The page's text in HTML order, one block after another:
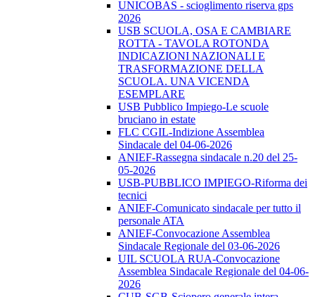
UNICOBAS - scioglimento riserva gps
2026
USB SCUOLA, OSA E CAMBIARE
ROTTA - TAVOLA ROTONDA
INDICAZIONI NAZIONALI E
TRASFORMAZIONE DELLA
SCUOLA. UNA VICENDA
ESEMPLARE
USB Pubblico Impiego-Le scuole
bruciano in estate
FLC CGIL-Indizione Assemblea
Sindacale del 04-06-2026
ANIEF-Rassegna sindacale n.20 del 25-
05-2026
USB-PUBBLICO IMPIEGO-Riforma dei
tecnici
ANIEF-Comunicato sindacale per tutto il
personale ATA
ANIEF-Convocazione Assemblea
Sindacale Regionale del 03-06-2026
UIL SCUOLA RUA-Convocazione
Assemblea Sindacale Regionale del 04-06-
2026